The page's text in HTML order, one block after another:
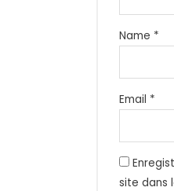
Name *
Email *
site dans